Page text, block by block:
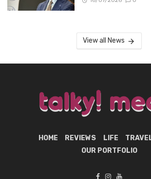
View all News
HOME REVIEWS LIFE
OUR PORTFOLIO